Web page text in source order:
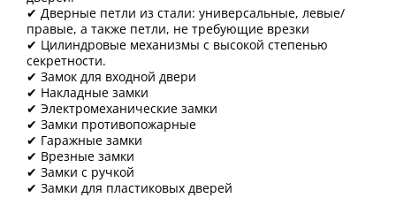
✔ Дверные петли из стали: универсальные, левые/
правые, а также петли, не требующие врезки
✔ Цилиндровые механизмы с высокой степенью
секретности.
✔ Замок для входной двери
✔ Накладные замки
✔ Электромеханические замки
✔ Замки противопожарные
✔ Гаражные замки
✔ Врезные замки
✔ Замки с ручкой
✔ Замки для пластиковых дверей